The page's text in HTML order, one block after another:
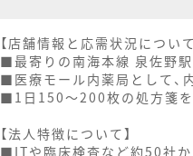
【店舗情報と応需状況について
■最寄りの南海本線 泉佐野駅
■医療モール内薬局として、
■1日150～200枚の処方箋を
【法人特徴について】
■ITや臨床検査など約50社か